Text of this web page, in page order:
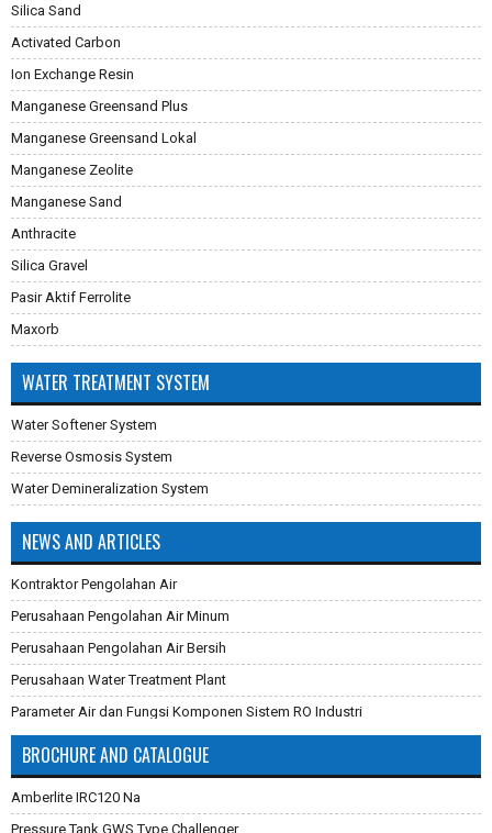
Silica Sand
Activated Carbon
Ion Exchange Resin
Manganese Greensand Plus
Manganese Greensand Lokal
Manganese Zeolite
Manganese Sand
Anthracite
Silica Gravel
Pasir Aktif Ferrolite
Maxorb
WATER TREATMENT SYSTEM
Water Softener System
Reverse Osmosis System
Water Demineralization System
NEWS AND ARTICLES
Kontraktor Pengolahan Air
Perusahaan Pengolahan Air Minum
Perusahaan Pengolahan Air Bersih
Perusahaan Water Treatment Plant
Parameter Air dan Fungsi Komponen Sistem RO Industri
Cara Mengganti Karet Membran Pressure Tank
Membran Filtrasi
BROCHURE AND CATALOGUE
Amberlite IRC120 Na
Pressure Tank GWS Type Challenger